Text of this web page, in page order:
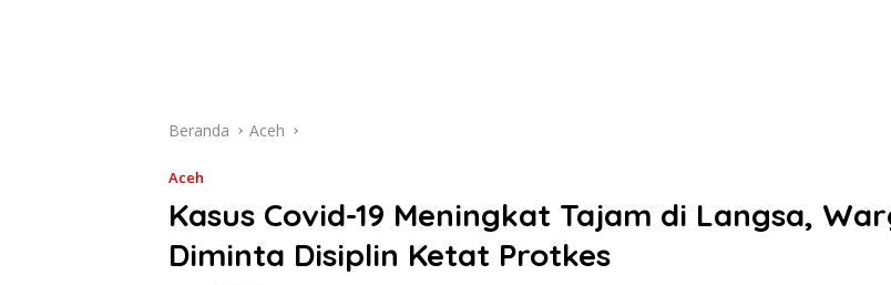
Beranda Aceh
Aceh
Kasus Covid-19 Meningkat Tajam di Langsa,
Diminta Disiplin Ketat Protkes